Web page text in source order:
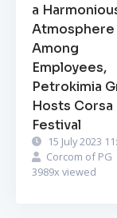
a
Atmosphere
Among
Employees,
Petrokimia
Hosts Corsa
Festival
15 July 2023
Corcom of PG
3989x viewed